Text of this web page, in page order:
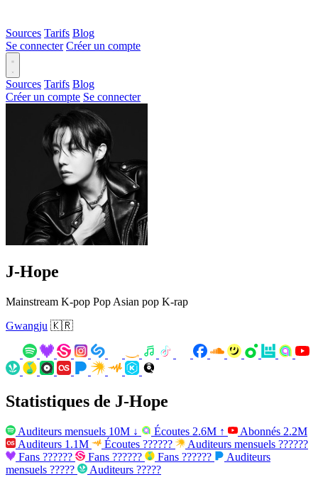
Sources Tarifs Blog
Se connecter Créer un compte
Sources Tarifs Blog
Créer un compte Se connecter
J-Hope
Mainstream K-pop Pop Asian pop K-rap
Gwangju 🇰🇷
Statistiques de J-Hope
Auditeurs mensuels 10M ↓ Écoutes 2.6M ↑ Abonnés 2.2M
Auditeurs 1.1M Écoutes ?????? Auditeurs mensuels ??????
Fans ?????? Fans ?????? Fans ??????
Auditeurs
mensuels ????? Auditeurs ?????